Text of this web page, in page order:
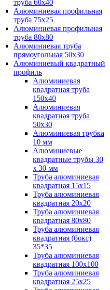
труба 60х40
Алюминиевая профильная
труба 75х25
Алюминиевая профильная
труба 80х80
Алюминиевая труба
прямоугольная 50х30
Алюминиевый квадратный
профиль
Алюминиевая
квадратная труба
150х40
Алюминиевая
квадратная труба
50х30
Алюминиевая трубка
10 мм
Алюминиевые
квадратные трубы 30
х 30 мм
Труба алюминиевая
квадратная 15х15
Труба алюминиевая
квадратная 20х20
Труба алюминиевая
квадратная 80х80
Труба алюминиевая
квадратная (бокс)
35*35
Труба алюминиевая
квадратная 100х100
Труба алюминиевая
квадратная 25х25